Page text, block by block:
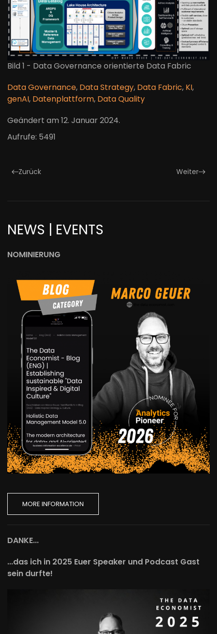
Bild 1 - Data Governance orientierte Data Fabric
Data Governance, Data Strategy, Data Fabric, KI,
genAI, Datenplattform, Data Quality
Geändert am 12. Januar 2024.
Aufrufe: 5491
Zurück Weiter
NEWS | EVENTS
NOMINIERUNG
MORE INFORMATION
DANKE...
...das ich in 2025 Euer Speaker und Podcast Gast
sein durfte!